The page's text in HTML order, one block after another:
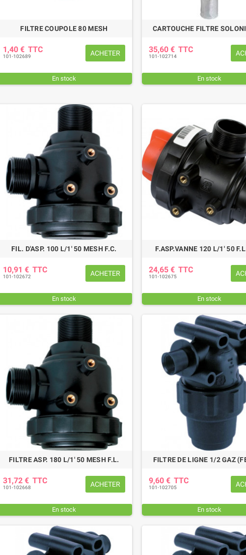
INDICATEUR DE SERRAGE 27
78,36 € TTC
FILTRE COUPOLE 80 MESH
1,40 € TTC
101-102689 ACHETER
En stock
CARTOUCHE FILTRE
35,60 € TTC
101-102714
En stock
FIL. D'ASP. 100 L/1' 50 MESH F.C.
10,91 € TTC
101-102672 ACHETER
En stock
F.ASP.VANNE 120 L/1' 50
24,65 € TTC
101-102675
En stock
FILTRE ASP. 180 L/1' 50 MESH F.L.
31,72 € TTC
101-102668 ACHETER
En stock
FILTRE DE LIGNE 1/2 GAZ
9,60 € TTC
101-102705
En stock